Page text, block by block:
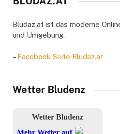
Bludaz.at ist das moderne
und Umgebung.
– Facebook Seite Bludaz.at
Wetter Bludenz